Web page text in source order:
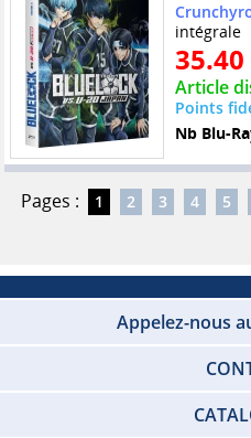
intégrale
35.40
Article
Points
Nb Blu-
Pages : 1 2 3 4 5
Appelez-nous